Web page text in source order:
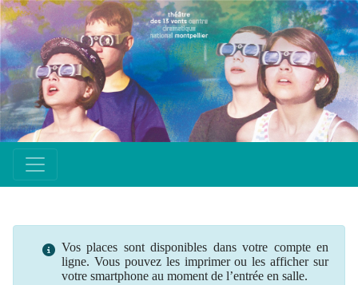
Vos places sont disponibles dans votre compte en
ligne. Vous pouvez les imprimer ou les afficher sur
votre smartphone au moment de l’entrée en salle.